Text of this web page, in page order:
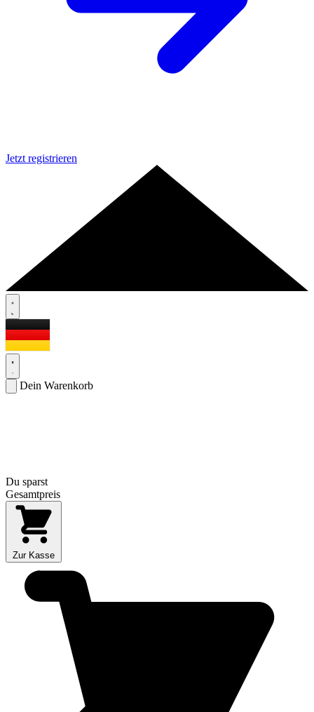
Jetzt registrieren
Dein Warenkorb
Du sparst
Gesamtpreis
Zur Kasse